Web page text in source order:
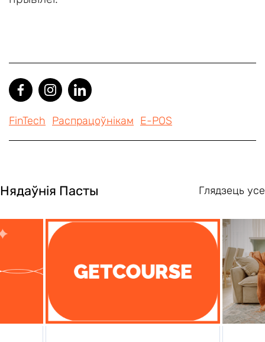
FinTech Распрацоўнікам E-POS
Нядаўнія Пасты Глядзець усе